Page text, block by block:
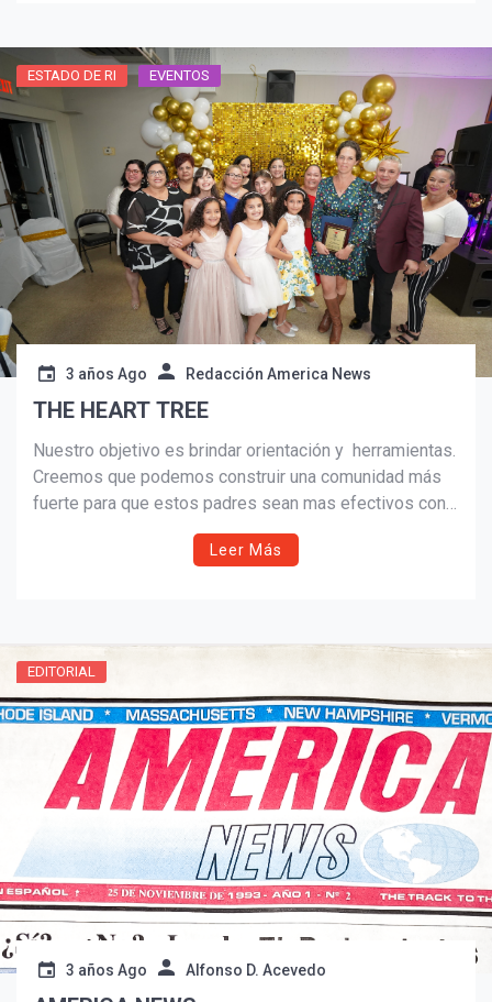
ESTADO DE RI EVENTOS
3 años Ago Redacción America News
THE HEART TREE
Nuestro objetivo es brindar orientación y herramientas.
Creemos que podemos construir una comunidad más
fuerte para que estos padres sean mas efectivos con
los niños y jóvenes que llegan a sus hogares.
Leer Más
EDITORIAL
3 años Ago Alfonso D. Acevedo